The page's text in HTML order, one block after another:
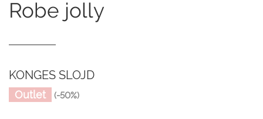
robe jolly
KONGES SLOJD
Outlet (-50%)